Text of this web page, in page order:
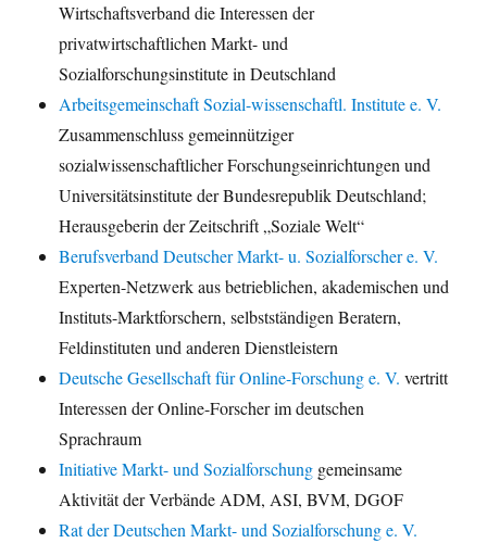
Wirtschaftsverband die Interessen der
privatwirtschaftlichen Markt- und
Sozialforschungsinstitute in Deutschland
Arbeitsgemeinschaft Sozial-wissenschaftl. Institute e. V.
Zusammenschluss gemeinnütziger
sozialwissenschaftlicher Forschungseinrichtungen und
Universitätsinstitute der Bundesrepublik Deutschland;
Herausgeberin der Zeitschrift „Soziale Welt“
Berufsverband Deutscher Markt- u. Sozialforscher e. V.
Experten-Netzwerk aus betrieblichen, akademischen und
Instituts-Marktforschern, selbstständigen Beratern,
Feldinstituten und anderen Dienstleistern
Deutsche Gesellschaft für Online-Forschung e. V. vertritt
Interessen der Online-Forscher im deutschen
Sprachraum
Initiative Markt- und Sozialforschung gemeinsame
Aktivität der Verbände ADM, ASI, BVM, DGOF
Rat der Deutschen Markt- und Sozialforschung e. V.